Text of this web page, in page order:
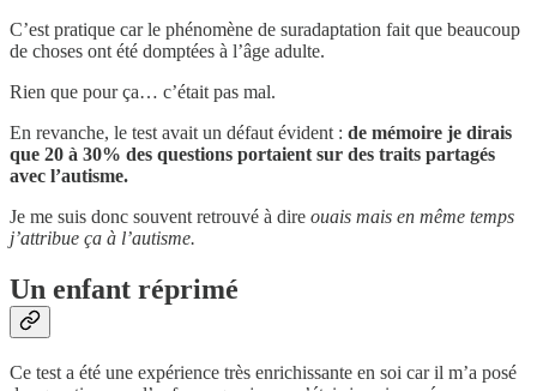
C’est pratique car le phénomène de suradaptation fait que beaucoup
de choses ont été domptées à l’âge adulte.
Rien que pour ça… c’était pas mal.
En revanche, le test avait un défaut évident : de mémoire je dirais
que 20 à 30% des questions portaient sur des traits partagés
avec l’autisme.
Je me suis donc souvent retrouvé à dire ouais mais en même temps
j’attribue ça à l’autisme.
Un enfant réprimé
Ce test a été une expérience très enrichissante en soi car il m’a posé